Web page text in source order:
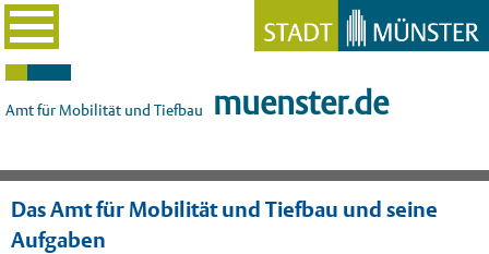
Amt für Mobilität und Tiefbau muenster.de
Das Amt für Mobilität und Tiefbau und seine
Aufgaben